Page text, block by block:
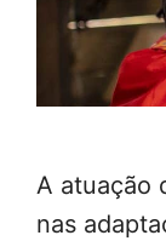
A atuação
nas